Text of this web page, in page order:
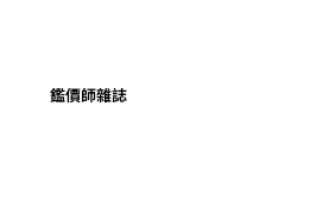
鑑價師雜誌